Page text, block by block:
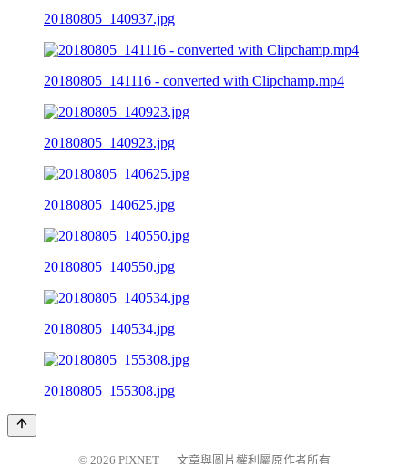
20180805_140937.jpg
20180805_141116 - converted with Clipchamp.mp4
20180805_140923.jpg
20180805_140625.jpg
20180805_140550.jpg
20180805_140534.jpg
20180805_155308.jpg
© 2026 PIXNET 文章與圖片權利屬原作者所有